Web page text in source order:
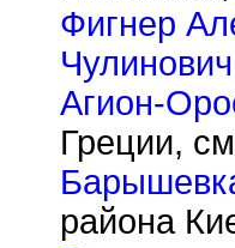
Фигнер
Агион-
Греции,
района